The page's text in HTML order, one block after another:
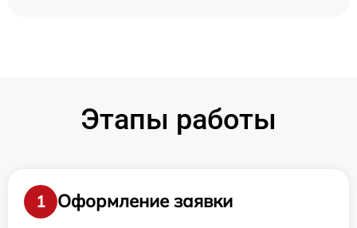
Этапы работы
1
Оформление заявки